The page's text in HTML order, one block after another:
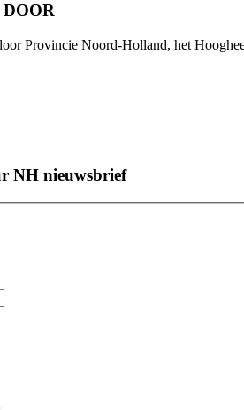
Provincie Noord-Holland, het
NH nieuwsbrief